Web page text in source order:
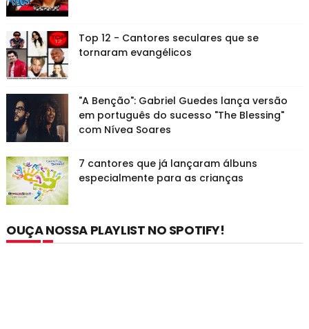
Top 12 - Cantores seculares que se
tornaram evangélicos
"A Benção": Gabriel Guedes lança versão
em português do sucesso "The Blessing"
com Nívea Soares
7 cantores que já lançaram álbuns
especialmente para as crianças
OUÇA NOSSA PLAYLIST NO SPOTIFY!